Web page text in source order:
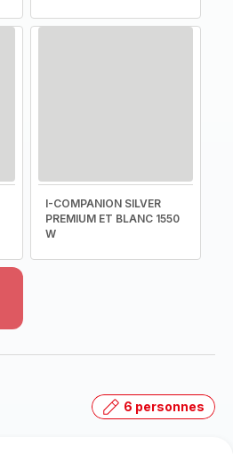
I-COMPANION SILVER
PREMIUM ET BLANC 1550
W
6 personnes